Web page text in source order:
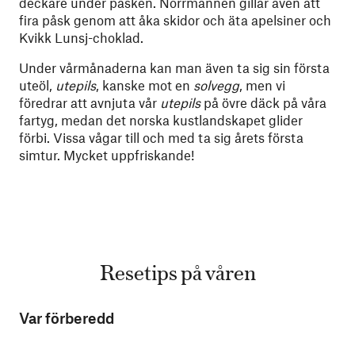
fira påsk genom att åka skidor och äta apelsiner och
Kvikk Lunsj-choklad.
Under vårmånaderna kan man även ta sig sin första
uteöl, utepils, kanske mot en solvegg, men vi
föredrar att avnjuta vår utepilspå övre däck på våra
fartyg, medan det norska kustlandskapet glider
förbi. Vissa vågar till och med ta sig årets första
simtur. Mycket uppfriskande!
Resetips på våren
Var förberedd